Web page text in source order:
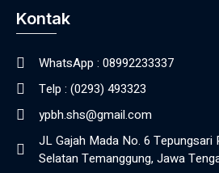
Kontak
WhatsApp : 08992233337
Telp : (0293) 493323
ypbh.shs@gmail.com
JL Gajah Mada No. 6 Tepungsari
Selatan Temanggung, Jawa